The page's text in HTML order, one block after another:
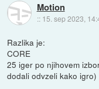
Motion
:: 15. sep 2023,
Razlika je:
CORE
25 iger po njihovem
dodali odvzeli kako igro)